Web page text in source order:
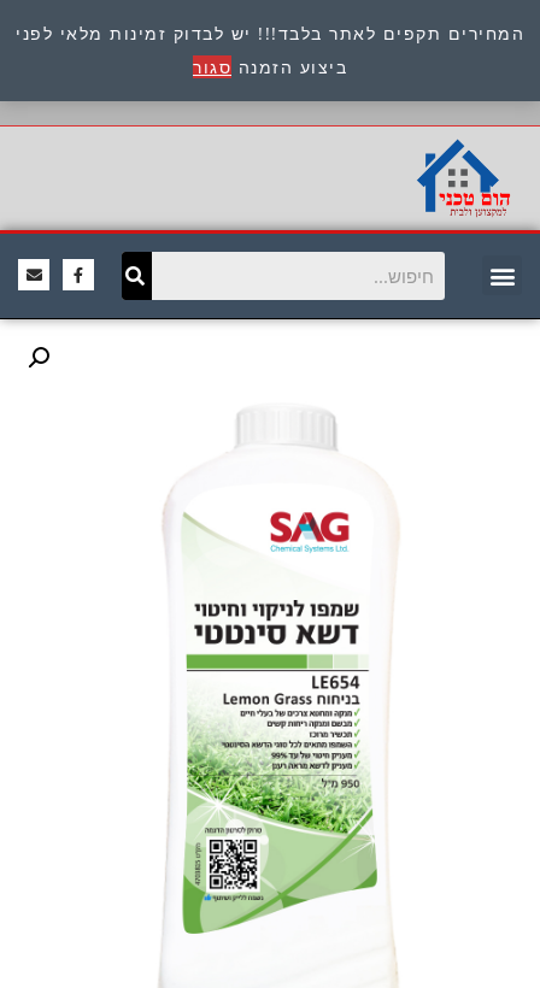
המחירים תקפים לאתר בלבד!!! יש לבדוק זמינות מלאי לפני
ביצוע הזמנה סגור
כתובת : היוזמים 9 אור יהודה שירות לקוחות 054-
8945722